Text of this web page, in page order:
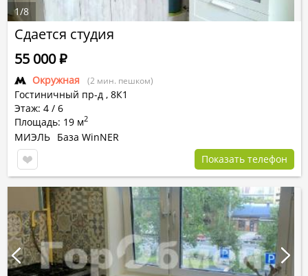
Сдается студия
Окружная (2 мин. пешком)
Гостиничный пр-д , 8К1
Этаж: 4 / 6
Площадь: 19 м2
55 000Р
МИЭЛЬ База WinNER
Показать телефон
1/8